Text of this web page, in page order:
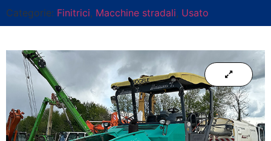
Categorie: Finitrici, Macchine stradali, Usato